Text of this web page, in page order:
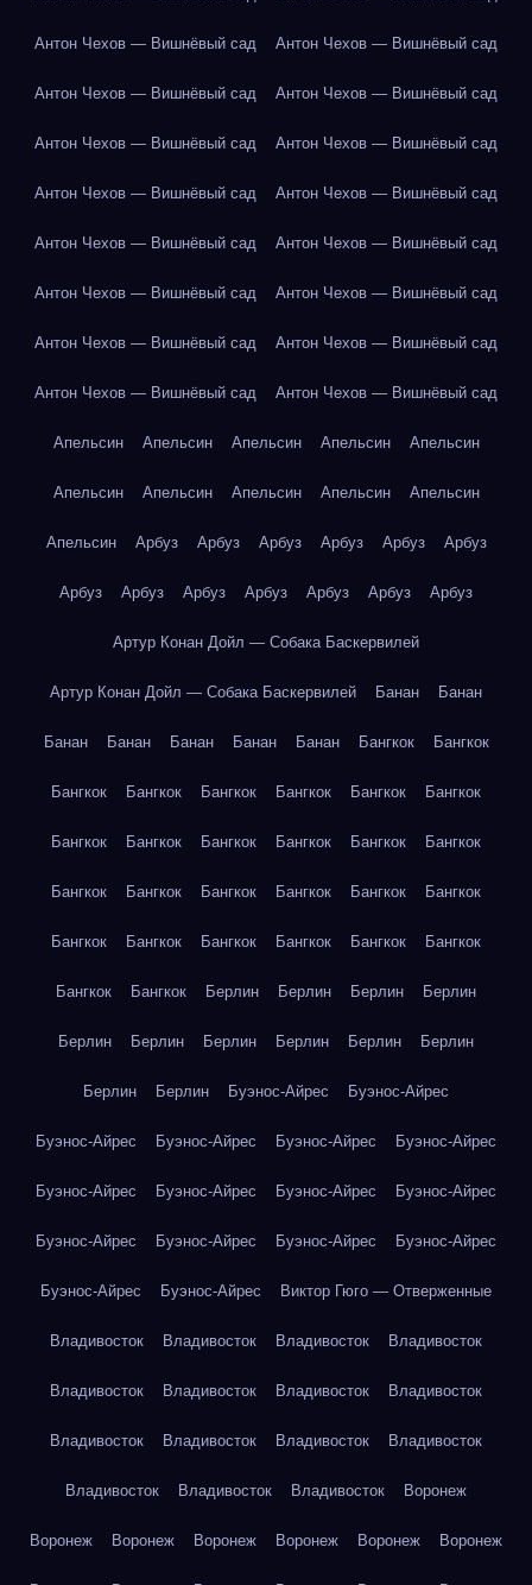
Антон Чехов — Вишнёвый сад Антон Чехов — Вишнёвый сад
Антон Чехов — Вишнёвый сад Антон Чехов — Вишнёвый сад
Антон Чехов — Вишнёвый сад Антон Чехов — Вишнёвый сад
Антон Чехов — Вишнёвый сад Антон Чехов — Вишнёвый сад
Антон Чехов — Вишнёвый сад Антон Чехов — Вишнёвый сад
Антон Чехов — Вишнёвый сад Антон Чехов — Вишнёвый сад
Антон Чехов — Вишнёвый сад Антон Чехов — Вишнёвый сад
Антон Чехов — Вишнёвый сад Антон Чехов — Вишнёвый сад
Апельсин Апельсин Апельсин Апельсин Апельсин
Апельсин Апельсин Апельсин Апельсин Апельсин
Апельсин Арбуз Арбуз Арбуз Арбуз Арбуз Арбуз
Арбуз Арбуз Арбуз Арбуз Арбуз Арбуз Арбуз
Артур Конан Дойл — Собака Баскервилей
Артур Конан Дойл — Собака Баскервилей Банан Банан
Банан Банан Банан Банан Банан Бангкок Бангкок
Бангкок Бангкок Бангкок Бангкок Бангкок Бангкок
Бангкок Бангкок Бангкок Бангкок Бангкок Бангкок
Бангкок Бангкок Бангкок Бангкок Бангкок Бангкок
Бангкок Бангкок Бангкок Бангкок Бангкок Бангкок
Бангкок Бангкок Берлин Берлин Берлин Берлин
Берлин Берлин Берлин Берлин Берлин Берлин
Берлин Берлин Буэнос-Айрес Буэнос-Айрес
Буэнос-Айрес Буэнос-Айрес Буэнос-Айрес Буэнос-Айрес
Буэнос-Айрес Буэнос-Айрес Буэнос-Айрес Буэнос-Айрес
Буэнос-Айрес Буэнос-Айрес Буэнос-Айрес Буэнос-Айрес
Буэнос-Айрес Буэнос-Айрес Виктор Гюго — Отверженные
Владивосток Владивосток Владивосток Владивосток
Владивосток Владивосток Владивосток Владивосток
Владивосток Владивосток Владивосток Владивосток
Владивосток Владивосток Владивосток Воронеж
Воронеж Воронеж Воронеж Воронеж Воронеж Воронеж